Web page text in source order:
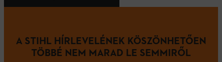
A STIHL HÍRLEVELÉNEK KÖSZÖNHETŐEN
TÖBBÉ NEM MARAD LE SEMMIRŐL